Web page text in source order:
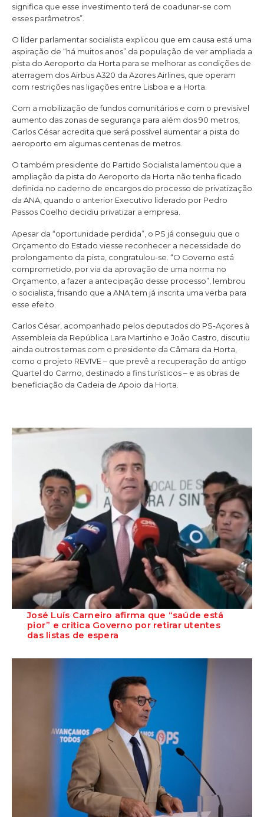
significa que esse investimento terá de coadunar-se com
esses parâmetros”.
O líder parlamentar socialista explicou que em causa está uma
aspiração de “há muitos anos” da população de ver ampliada a
pista do Aeroporto da Horta para se melhorar as condições de
aterragem dos Airbus A320 da Azores Airlines, que operam
com restrições nas ligações entre Lisboa e a Horta.
Com a mobilização de fundos comunitários e com o previsível
aumento das zonas de segurança para além dos 90 metros,
Carlos César acredita que será possível aumentar a pista do
aeroporto em algumas centenas de metros.
O também presidente do Partido Socialista lamentou que a
ampliação da pista do Aeroporto da Horta não tenha ficado
definida no caderno de encargos do processo de privatização
da ANA, quando o anterior Executivo liderado por Pedro
Passos Coelho decidiu privatizar a empresa.
Apesar da “oportunidade perdida”, o PS já conseguiu que o
Orçamento do Estado viesse reconhecer a necessidade do
prolongamento da pista, congratulou-se. “O Governo está
comprometido, por via da aprovação de uma norma no
Orçamento, a fazer a antecipação desse processo”, lembrou
o socialista, frisando que a ANA tem já inscrita uma verba para
esse efeito.
Carlos César, acompanhado pelos deputados do PS-Açores à
Assembleia da República Lara Martinho e João Castro, discutiu
ainda outros temas com o presidente da Câmara da Horta,
como o projeto REVIVE – que prevê a recuperação do antigo
Quartel do Carmo, destinado a fins turísticos – e as obras de
beneficiação da Cadeia de Apoio da Horta.
José Luís Carneiro afirma que “saúde está
pior” e critica Governo por retirar utentes
das listas de espera